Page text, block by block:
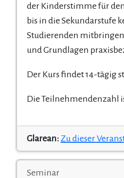
der Kinderstimme für
bis in die Sekundarstufe
Studierenden
und Grundlagen
Der Kurs findet 14-tägig
Die Teilnehmendenzahl
Glarean: Zu dieser
Seminar